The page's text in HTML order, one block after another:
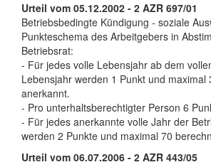
Urteil vom 05.12.2002 - 2 AZR 697/01
Betriebsbedingte Kündigung - soziale
Punkteschema des Arbeitgebers in
Betriebsrat:
- Für jedes volle Lebensjahr ab dem
Lebensjahr werden 1 Punkt und maximal
anerkannt.
- Pro unterhaltsberechtigter Person 6
- Für jedes anerkannte volle Jahr der
werden 2 Punkte und maximal 70
Urteil vom 06.07.2006 - 2 AZR 443/05